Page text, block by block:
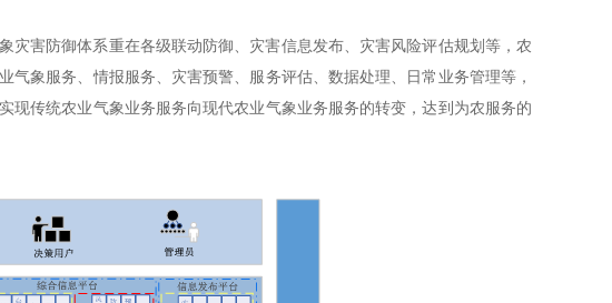
害防御体系重在各级联动防御、灾害信息发布、灾害风险评估规划等，农
象服务、情报服务、灾害预警、服务评估、数据处理、日常业务管理等，
传统农业气象业务服务向现代农业气象业务服务的转变，达到为农服务的